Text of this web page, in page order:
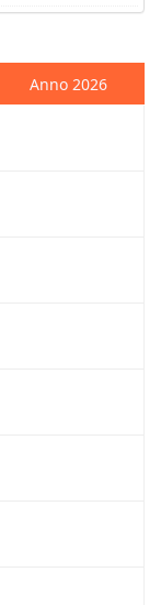
Anno 2026